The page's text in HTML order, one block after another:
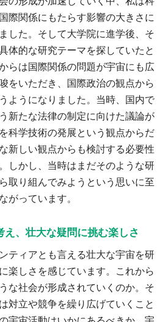
際関係にもたらす影響の大きさに
した。そして大学院に進学後、そ
体的な研究テーマを探していたと
らは国際関係の問題が宇宙にも広
をいただき、国際政治の観点から
ようになりました。当時、国内で
新たな法律の制定に向けた議論が
科学技術の発展という観点からだ
新しい観点からも検討する必要性
しかし、当時はまだそのような研
取り組んでみようという思いに至
がっています。
え、壮大な疑問に挑む楽しさ
ティアとも言える壮大な宇宙を研
楽しさを感じています。これから
な社会が形成されていくのか。そ
対立や競争を繰り広げていくこと